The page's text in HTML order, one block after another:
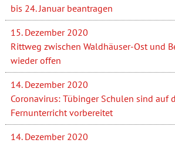
bis 24. Januar beantragen
15. Dezember 2020
Rittweg zwischen Waldhäuser-Ost und
wieder offen
14. Dezember 2020
Coronavirus: Tübinger Schulen sind auf
Fernunterricht vorbereitet
14. Dezember 2020